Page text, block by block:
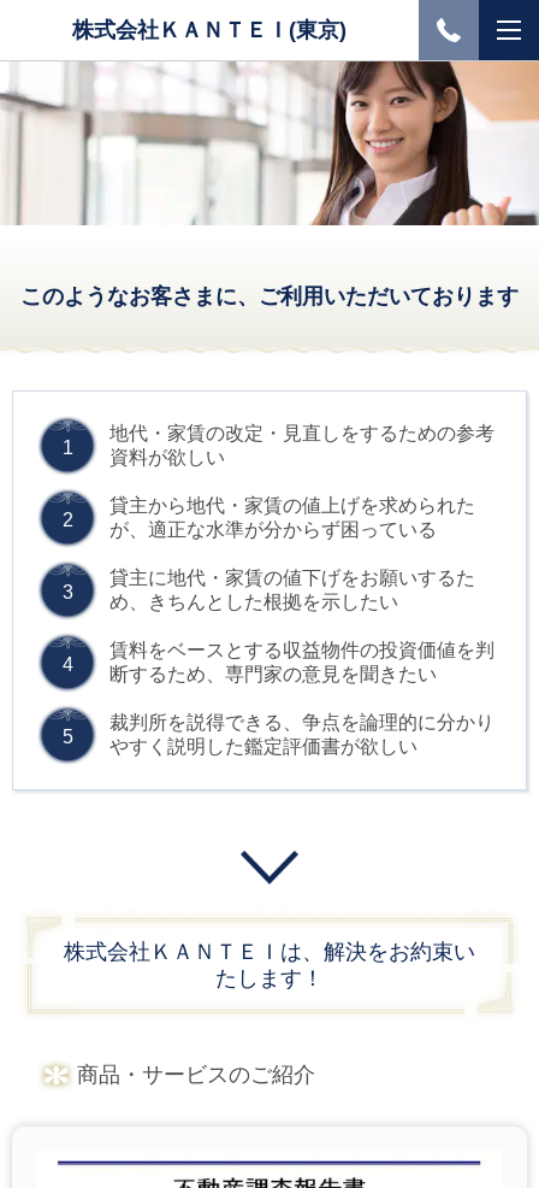
株式会社ＫＡＮＴＥＩ(東京)
このようなお客さまに、ご利用いただいております
1
地代・家賃の改定・見直しをするための参考
資料が欲しい
2
貸主から地代・家賃の値上げを求められた
が、適正な水準が分からず困っている
3
貸主に地代・家賃の値下げをお願いするた
め、きちんとした根拠を示したい
4
賃料をベースとする収益物件の投資価値を判
断するため、専門家の意見を聞きたい
5
裁判所を説得できる、争点を論理的に分かり
やすく説明した鑑定評価書が欲しい
株式会社ＫＡＮＴＥＩは、解決をお約束い
たします！
商品・サービスのご紹介